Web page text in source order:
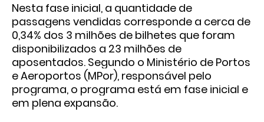
Nesta fase inicial, a quantidade de
passagens vendidas corresponde a cerca de
0,34% dos 3 milhões de bilhetes que foram
disponibilizados a 23 milhões de
aposentados. Segundo o Ministério de Portos
e Aeroportos (MPor), responsável pelo
programa, o programa está em fase inicial e
em plena expansão.